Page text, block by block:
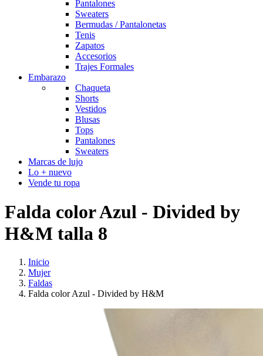
Pantalones
Sweaters
Bermudas / Pantalonetas
Tenis
Zapatos
Accesorios
Trajes Formales
Embarazo
Chaqueta
Shorts
Vestidos
Blusas
Tops
Pantalones
Sweaters
Marcas de lujo
Lo + nuevo
Vende tu ropa
Falda color Azul - Divided by
H&M talla 8
Inicio
Mujer
Faldas
Falda color Azul - Divided by H&M